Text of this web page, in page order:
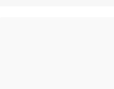
Nesse mundo
tecnologia, em
pensamos em